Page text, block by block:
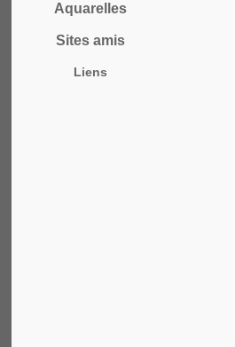
Aquarelles
Sites amis
Liens